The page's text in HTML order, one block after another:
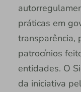
práticas em
transparência,
patrocínios
entidades. O
da iniciativa